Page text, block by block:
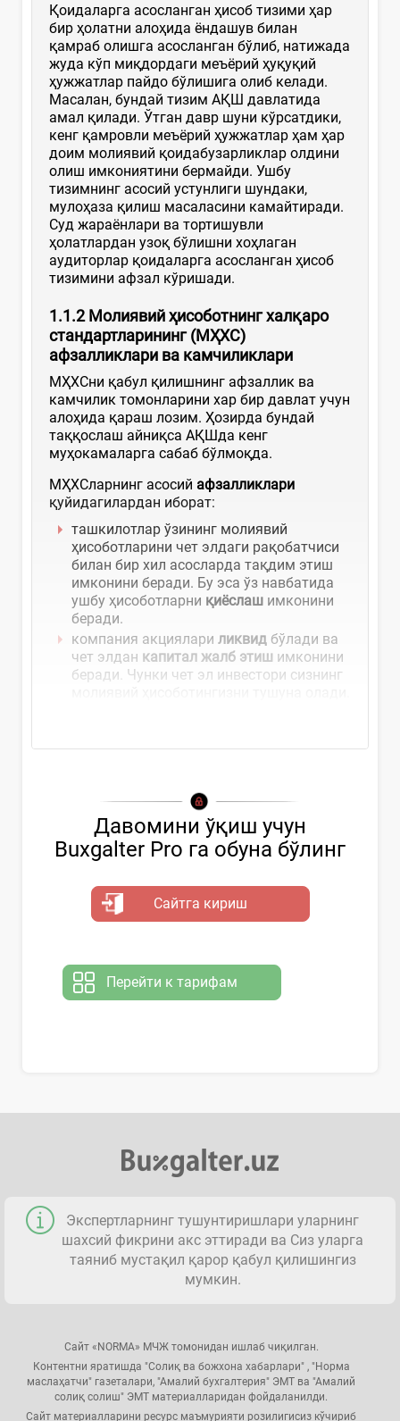
Қоидаларга асосланган ҳисоб тизими ҳар
бир ҳолатни алоҳида ёндашув билан
қамраб олишга асосланган бўлиб, натижада
жуда кўп миқдордаги меъёрий ҳуқуқий
ҳужжатлар пайдо бўлишига олиб келади.
Масалан, бундай тизим АҚШ давлатида
амал қилади. Ўтган давр шуни кўрсатдики,
кенг қамровли меъёрий ҳужжатлар ҳам ҳар
доим молиявий қоидабузарликлар олдини
олиш имкониятини бермайди. Ушбу
тизимнинг асосий устунлиги шундаки,
мулоҳаза қилиш масаласини камайтиради.
Суд жараёнлари ва тортишувли
ҳолатлардан узоқ бўлишни хоҳлаган
аудиторлар қоидаларга асосланган ҳисоб
тизимини афзал кўришади.
1.1.2 Молиявийҳисоботнингхалқаро
стандартларининг (МҲХС)
афзалликлари ва камчиликлари
МҲХСни қабул қилишнинг афзаллик ва
камчилик томонларини хар бир давлат учун
алоҳида қараш лозим. Ҳозирда бундай
таққослаш айниқса АҚШда кенг
муҳокамаларга сабаб бўлмоқда.
МҲХСларнинг асосий афзалликлари
қуйидагилардан иборат:
ташкилотлар ўзининг молиявий
ҳисоботларини чет элдаги рақобатчиси
билан бир хил асосларда тақдим этиш
имконини беради. Бу эса ўз навбатида
ушбу ҳисоботларни қиёслаш имконини
беради.
компания акциялари ликвид бўлади ва
чет элдан капитал жалб этиш имконини
беради. Чунки чет эл инвестори сизнинг
Давомини ўқиш учун
Buxgalter Pro га обуна бўлинг
Сайтга кириш
Перейти к тарифам
Экспертларнинг тушунтиришлари уларнинг
шахсий фикрини акс эттиради ва Сиз уларга
таяниб мустақил қарор қабул қилишингиз
мумкин.
Сайт «NORMA» МЧЖ томонидан ишлаб чиқилган.
Контентни яратишда "Солиқ ва божхона хабарлари" , "Норма
маслаҳатчи" газеталари, "Амалий бухгалтерия" ЭМТ ва "Амалий
солиқ солиш" ЭМТ материалларидан фойдаланилди.
Сайт материалларини ресурс маъмурияти розилигисиз кўчириб